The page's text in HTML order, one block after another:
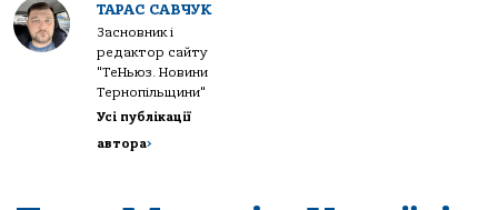
ТАРАС САВЧУК
Засновник і
редактор сайту
"ТеНьюз. Новини
Тернопільщини"
Усі публікації
автора>